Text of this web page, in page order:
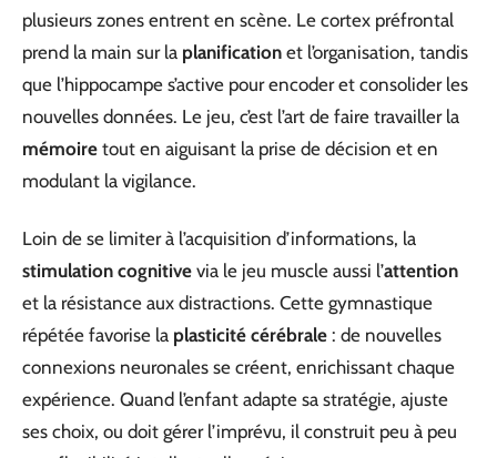
plusieurs zones entrent en scène. Le cortex préfrontal
prend la main sur la planification et l’organisation, tandis
que l’hippocampe s’active pour encoder et consolider les
nouvelles données. Le jeu, c’est l’art de faire travailler la
mémoire tout en aiguisant la prise de décision et en
modulant la vigilance.
Loin de se limiter à l’acquisition d’informations, la
stimulation cognitive via le jeu muscle aussi l’attention
et la résistance aux distractions. Cette gymnastique
répétée favorise la plasticité cérébrale : de nouvelles
connexions neuronales se créent, enrichissant chaque
expérience. Quand l’enfant adapte sa stratégie, ajuste
ses choix, ou doit gérer l’imprévu, il construit peu à peu